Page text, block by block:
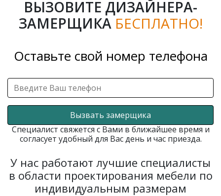
ВЫЗОВИТЕ ДИЗАЙНЕРА-
ЗАМЕРЩИКА БЕСПЛАТНО!
Оставьте свой номер телефона
Вызвать замерщика
Специалист свяжется с Вами в ближайшее время и
согласует удобный для Вас день и час приезда.
У нас работают лучшие специалисты
в области проектирования мебели по
индивидуальным размерам